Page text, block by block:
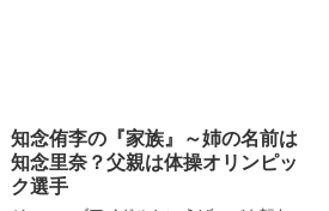
知念侑李の『家族』～姉の名前は
知念里奈？父親は体操オリンピッ
ク選手